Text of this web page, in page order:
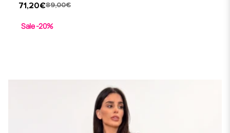
71,20€89,00€
Sale -20%